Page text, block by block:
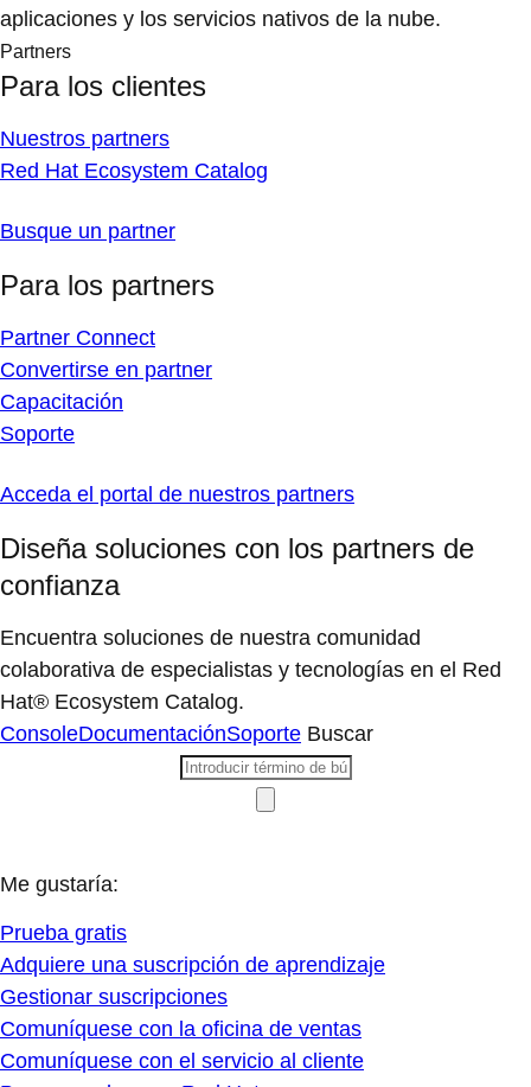
aplicaciones y los servicios nativos de la nube.
Partners
Para los clientes
Nuestros partners
Red Hat Ecosystem Catalog
Busque un partner
Para los partners
Partner Connect
Convertirse en partner
Capacitación
Soporte
Acceda el portal de nuestros partners
Diseña soluciones con los partners de
confianza
Encuentra soluciones de nuestra comunidad
colaborativa de especialistas y tecnologías en el Red
Hat® Ecosystem Catalog.
ConsoleDocumentaciónSoporte Buscar
Me gustaría:
Prueba gratis
Adquiere una suscripción de aprendizaje
Gestionar suscripciones
Comuníquese con la oficina de ventas
Comuníquese con el servicio al cliente